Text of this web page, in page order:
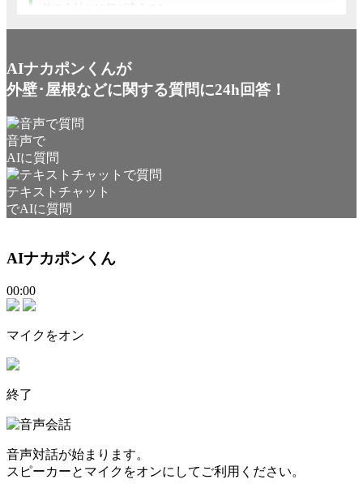
他の会社とは何が違うの?
AIナカポンくんが
外壁･屋根などに関する質問に24h回答！
音声で
AIに質問
テキストチャット
でAIに質問
AIナカポンくん
00:00
マイクをオン
終了
音声対話が始まります。
スピーカーとマイクをオンにしてご利用ください。